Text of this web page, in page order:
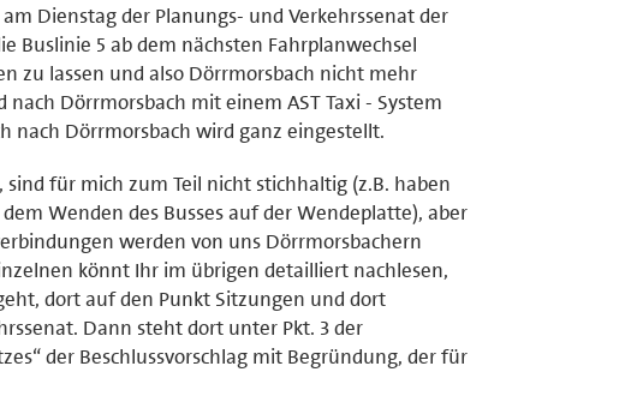
Dienstag der Planungs- und Verkehrssenat der
Buslinie 5 ab dem nächsten Fahrplanwechsel
zu lassen und also Dörrmorsbach nicht mehr
Dörrmorsbach mit einem AST Taxi - System
nach Dörrmorsbach wird ganz eingestellt.
für mich zum Teil nicht stichhaltig (z.B. haben
Wenden des Busses auf der Wendeplatte), aber
werden von uns Dörrmorsbachern
könnt Ihr im übrigen detailliert nachlesen,
dort auf den Punkt Sitzungen und dort
Dann steht dort unter Pkt. 3 der
der Beschlussvorschlag mit Begründung, der für